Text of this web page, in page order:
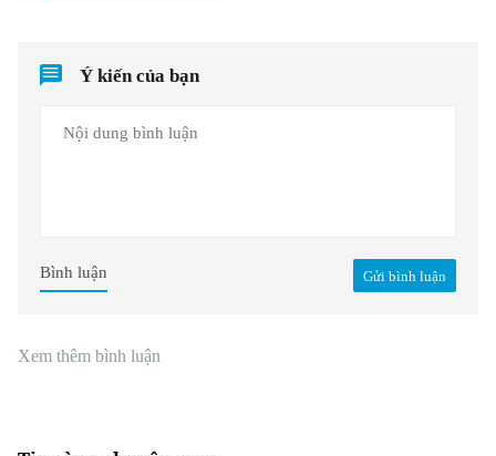
Ý kiến của bạn
Gửi bình luận
Bình luận
Xem thêm bình luận